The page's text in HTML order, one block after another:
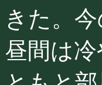
きた。
昼間は